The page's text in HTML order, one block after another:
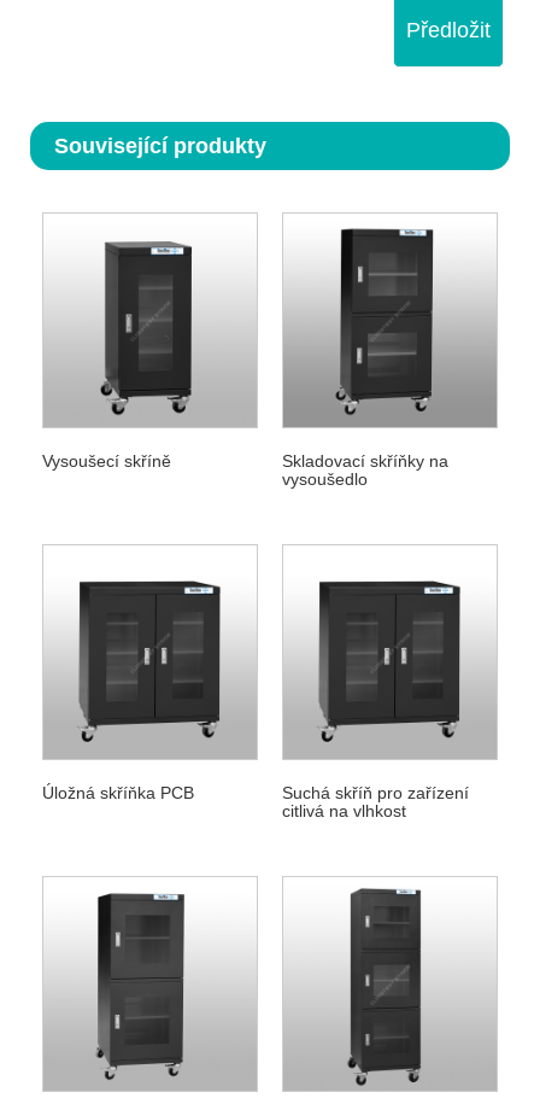
Předložit
Související produkty
Vysoušecí skříně
Skladovací skříňky na
vysoušedlo
Úložná skříňka PCB
Suchá skříň pro zařízení
citlivá na vlhkost